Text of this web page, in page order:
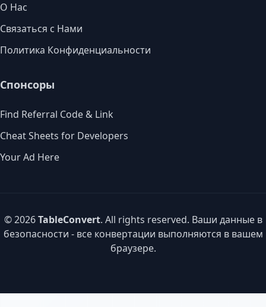
О Нас
Связаться с Нами
Политика Конфиденциальности
Спонсоры
Find Referral Code & Link
Cheat Sheets for Developers
Your Ad Here
© 2026TableConvert. All rights reserved. Ваши данные в
безопасности - все конвертации выполняются в вашем
браузере.